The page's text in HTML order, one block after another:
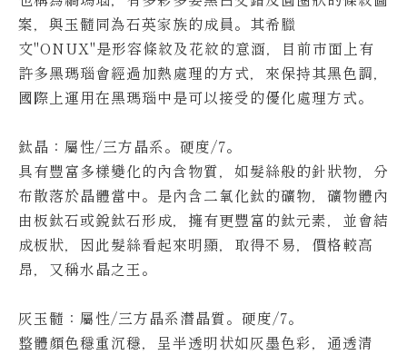
案，與玉髓同為石英家族的成員。 其希臘
文"ONUX"是形容條紋及花紋的意涵，目前市面上有
許多黑瑪瑙會經過加熱處理的方式，來保持其黑色調，
國際上運用在黑瑪瑙中是可以接受的優化處理方式。
鈦晶 ：屬性/三方晶系。硬度/7。
具有豐富多樣變化的內含物質，如髮絲般的針狀物，分
布散落於晶體當中。 是內含二氧化鈦的礦物，礦物體內
由板鈦石或銳鈦石形成，擁有更豐富的鈦元素，並會結
成板狀，因此髮絲看起來明顯，取得不易，價格較高
昂，又稱水晶之王。
灰玉髓 ：屬性/三方晶系潛晶質。硬度/7。
整體顏色穩重沉穩，呈半透明状如灰墨色彩，通透清